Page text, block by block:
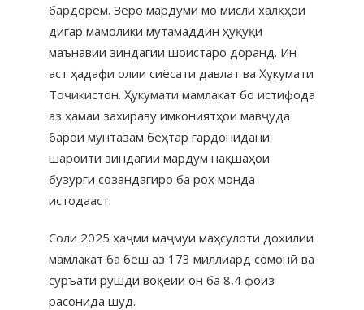
бардорем. Зеро мардуми мо мисли халқҳои
дигар мамолики мутамаддин ҳуқуқи
маънавии зиндагии шоистаро доранд. Ин
аст ҳадафи олии сиёсати давлат ва Ҳукумати
Тоҷикистон. Ҳукумати мамлакат бо истифода
аз ҳамаи захираву имкониятҳои мавҷуда
барои мунтазам беҳтар гардонидани
шароити зиндагии мардум нақшаҳои
бузурги созандагиро ба роҳ монда
истодааст.
Соли 2025 ҳаҷми маҷмуи маҳсулоти дохилии
мамлакат ба беш аз 173 миллиард сомонӣ ва
суръати рушди воқеии он ба 8,4 фоиз
расонида шуд.